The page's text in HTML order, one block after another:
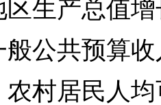
产总值增
般公共预算收
村居民人